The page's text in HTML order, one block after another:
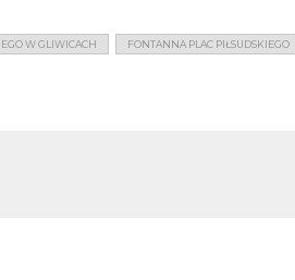
W GLIWICACH FONTANNA PLAC PIŁSUDSKIEGO